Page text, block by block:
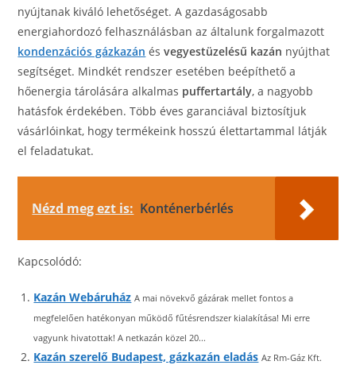
nyújtanak kiváló lehetőséget. A gazdaságosabb
energiahordozó felhasználásban az általunk forgalmazott
kondenzációs gázkazán ésvegyestüzelésű kazán nyújthat
segítséget. Mindkét rendszer esetében beépíthető a
hőenergia tárolására alkalmas puffertartály, a nagyobb
hatásfok érdekében. Több éves garanciával biztosítjuk
vásárlóinkat, hogy termékeink hosszú élettartammal látják
el feladatukat.
Nézd meg ezt is: Konténerbérlés
Kapcsolódó:
Kazán Webáruház A mai növekvő gázárak mellet fontos a
megfelelően hatékonyan működő fűtésrendszer kialakítása! Mi erre
vagyunk hivatottak! A netkazán közel 20...
Kazán szerelő Budapest, gázkazán eladás Az Rm-Gáz Kft.